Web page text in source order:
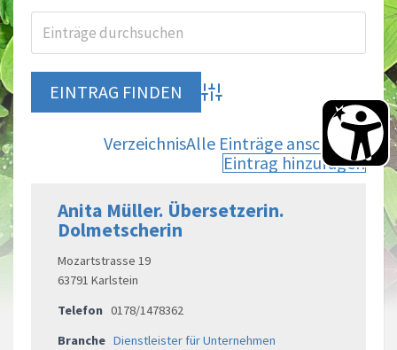
Advanced Search
VerzeichnisAlle Einträge anschauen
Eintrag hinzufügen
Anita Müller. Übersetzerin.
Dolmetscherin
Mozartstrasse 19
63791 Karlstein
Telefon 0178/1478362
Branche Dienstleister für Unternehmen